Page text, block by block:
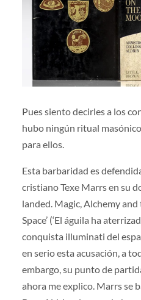
Pues siento decirles a los
hubo ningún ritual
para ellos.
Esta barbaridad es
cristiano Texe Marrs en su
landed. Magic, Alchemy
Space’ (‘El águila ha
conquista illuminati del
en serio esta acusación, a
embargo, su punto de
ahora me explico. Marrs se